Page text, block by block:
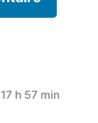
h 57 min